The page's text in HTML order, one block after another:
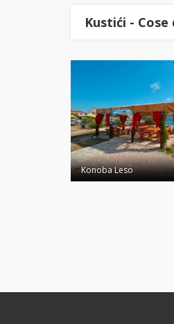
Kustići -
Konoba Leso